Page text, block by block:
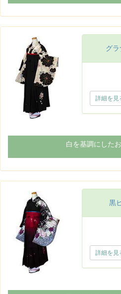
グラ
詳細を見
白を基調にした
黒
詳細を見